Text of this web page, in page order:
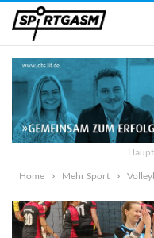
Home
Mehr Sport